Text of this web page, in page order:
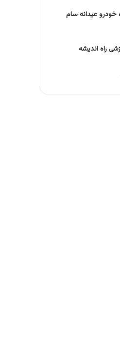
خودرو عیدانه سام
راه اندیشه